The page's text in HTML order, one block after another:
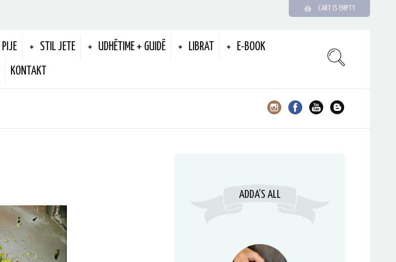
CART IS EMPTY
PIJE STIL JETE UDHËTIME + GUIDË LIBRAT E-BOOK
KONTAKT
ADDA’S ALL